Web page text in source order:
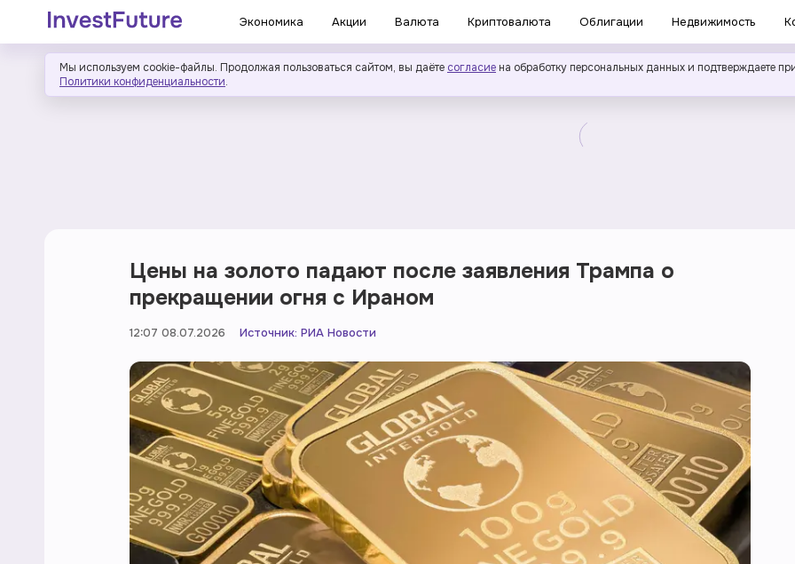
Экономика Акции Валюта Криптовалюта Облигации Недвижимость
Мы используем cookie-файлы. Продолжая пользоваться сайтом, вы даёте согласие на обработку персональных данных и подтверждаете
Политики конфиденциальности.
Цены на золото падают после заявления Трампа о
прекращении огня с Ираном
12:07 08.07.2026 Источник: РИА Новости